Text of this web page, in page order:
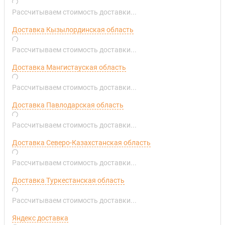
Рассчитываем стоимость доставки...
Доставка Кызылординская область
Рассчитываем стоимость доставки...
Доставка Мангистауская область
Рассчитываем стоимость доставки...
Доставка Павлодарская область
Рассчитываем стоимость доставки...
Доставка Северо-Казахстанская область
Рассчитываем стоимость доставки...
Доставка Туркестанская область
Рассчитываем стоимость доставки...
Яндекс доставка